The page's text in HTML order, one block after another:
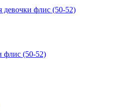
девочки флис (50-52)
флис (50-52)